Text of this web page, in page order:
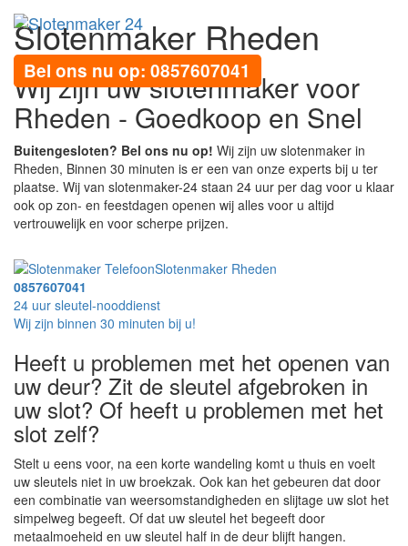
Bel ons nu op: 0857607041
Slotenmaker Rheden
Wij zijn uw slotenmaker voor
Rheden - Goedkoop en Snel
Buitengesloten? Bel ons nu op! Wij zijn uw slotenmaker in
Rheden, Binnen 30 minuten is er een van onze experts bij u ter
plaatse. Wij van slotenmaker-24 staan 24 uur per dag voor u klaar
ook op zon- en feestdagen openen wij alles voor u altijd
vertrouwelijk en voor scherpe prijzen.
Slotenmaker Rheden
0857607041
24 uur sleutel-nooddienst
Wij zijn binnen 30 minuten bij u!
Heeft u problemen met het openen van
uw deur? Zit de sleutel afgebroken in
uw slot? Of heeft u problemen met het
slot zelf?
Stelt u eens voor, na een korte wandeling komt u thuis en voelt
uw sleutels niet in uw broekzak. Ook kan het gebeuren dat door
een combinatie van weersomstandigheden en slijtage uw slot het
simpelweg begeeft. Of dat uw sleutel het begeeft door
metaalmoeheid en uw sleutel half in de deur blijft hangen.